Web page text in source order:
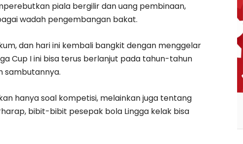
piala bergilir dan uang pembinaan,
wadah pengembangan bakat.
dan hari ini kembali bangkit dengan menggelar
Cup I ini bisa terus berlanjut pada tahun-tahun
sambutannya.
hanya soal kompetisi, melainkan juga tentang
bibit-bibit pesepak bola Lingga kelak bisa